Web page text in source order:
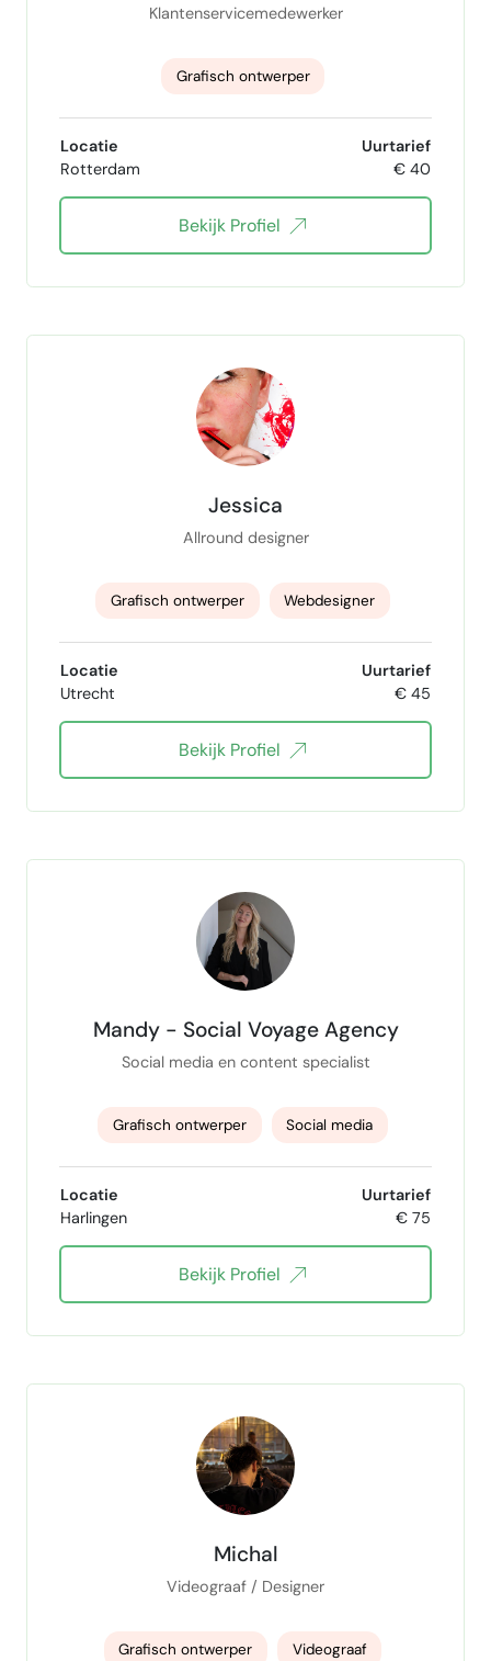
Klantenservicemedewerker
Grafisch ontwerper
websitebouw
Locatie
Rotterdam
Uurtarief
€ 40
Bekijk Profiel
Jessica
Allround designer
Grafisch ontwerper Webdesigner
POS-materiaal promotiemateriaal
Locatie
Utrecht
Uurtarief
€ 45
Bekijk Profiel
Mandy - Social Voyage Agency
Social media en content specialist
Grafisch ontwerper Social media
tiktok
Meta Ads social media beheer
Locatie
Harlingen
Uurtarief
€ 75
Bekijk Profiel
Michal
Videograaf / Designer
Grafisch ontwerper Videograaf